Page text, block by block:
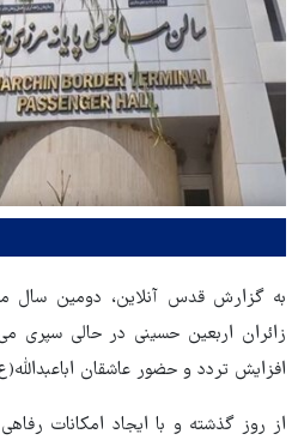
به گزارش قدس آنلاین، دومین سال
زائران اربعین حسینی در حالی سپری
افزایش تردد و حضور عاشقان
از روز گذشته و با ایجاد امکانات